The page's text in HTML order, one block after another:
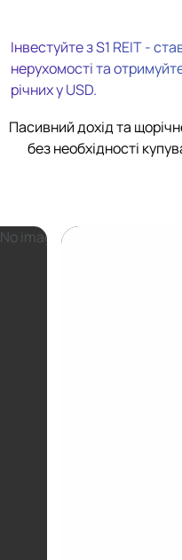
Інвестуйте з S1 REIT -
нерухомості та
річних у USD.
Пасивний дохід та
без необхідності
No image source